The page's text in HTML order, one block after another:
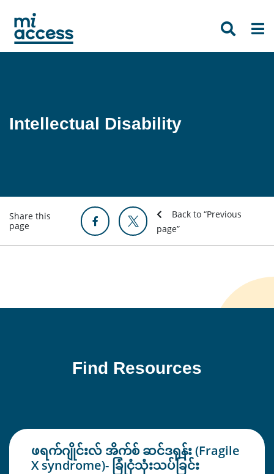
main
content
Intellectual Disability
Share this
page
Back to “Previous
page”
Find Resources
ဖရက်ဂျိုင်းလ် အိက်စ် ဆင်ဒရုန်း (Fragile
X syndrome)- ခြုံငုံသုံးသပ်ခြင်း